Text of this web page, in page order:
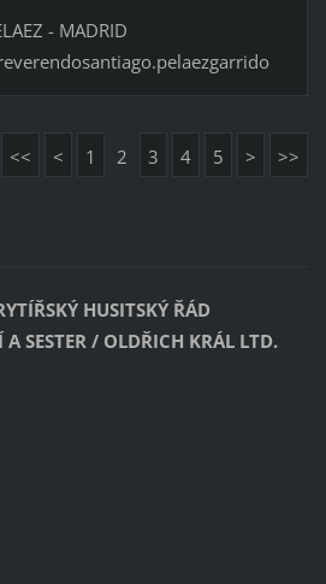
- MADRID
<< < 1 2 3 4 5 > >>
HUSITSKÝ ŘÁD
A SESTER / OLDŘICH KRÁL LTD.